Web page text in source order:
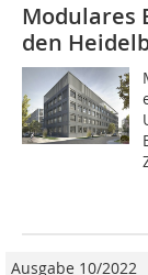
Modulares
den
Ausgabe 10/2022